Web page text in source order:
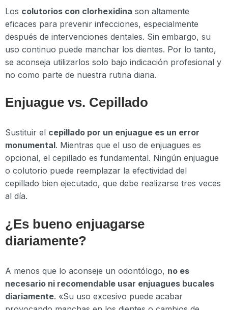
Los colutorios con clorhexidina son altamente
eficaces para prevenir infecciones, especialmente
después de intervenciones dentales. Sin embargo, su
uso continuo puede manchar los dientes. Por lo tanto,
se aconseja utilizarlos solo bajo indicación profesional y
no como parte de nuestra rutina diaria.
Enjuague vs. Cepillado
Sustituir el cepillado por un enjuague es un error
monumental. Mientras que el uso de enjuagues es
opcional, el cepillado es fundamental. Ningún enjuague
o colutorio puede reemplazar la efectividad del
cepillado bien ejecutado, que debe realizarse tres veces
al día.
¿Es bueno enjuagarse
diariamente?
A menos que lo aconseje un odontólogo, no es
necesario ni recomendable usar enjuagues bucales
diariamente. «Su uso excesivo puede acabar